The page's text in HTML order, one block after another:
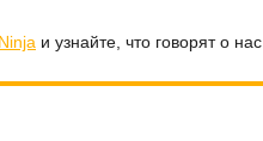
и узнайте, что говорят о нас